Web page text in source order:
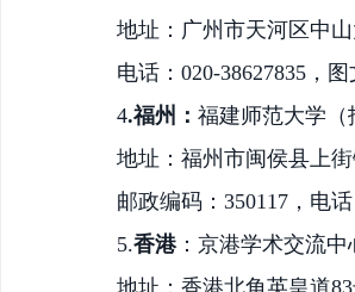
地址：广州市天河区中
电话： 020-38627835，
4.福州： 福建师范大学
地址：福州市闽侯县上
邮政编码： 350117，电
5.香港：京港学术交流
地址：香港北角英皇道